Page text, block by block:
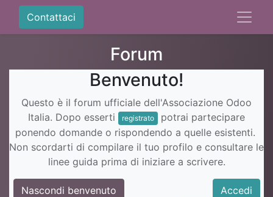
Contattaci
Forum
Benvenuto!
Questo è il forum ufficiale dell'Associazione Odoo
Italia. Dopo esserti
registrato
potrai partecipare
ponendo domande o rispondendo a quelle esistenti.
Non scordarti di compilare il tuo profilo e consultare le
linee guida prima di iniziare a scrivere.
Nascondi benvenuto
Accedi